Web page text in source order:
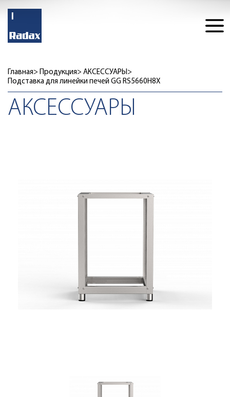
Главная Продукция
АКСЕССУАРЫ
Подставка для линейки печей GG RS5660H8X
АКСЕССУАРЫ